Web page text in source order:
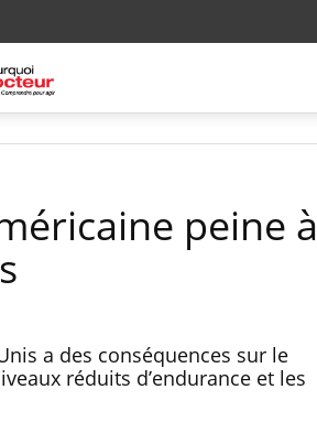
peine à
a des conséquences sur le
réduits d’endurance et les